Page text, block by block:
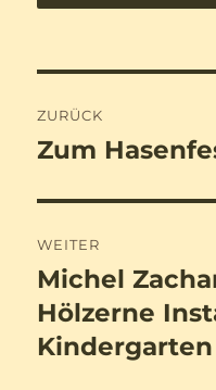
ZURÜCK
Vorheriger
Zum
WEITER
Nächster
Beitrag:
Michel
Hölzerne
Kindergarten